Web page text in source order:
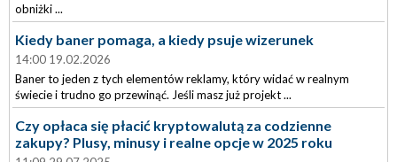
obniżki ...
Kiedy baner pomaga, a kiedy psuje wizerunek
14:00 19.02.2026
Baner to jeden z tych elementów reklamy, który widać w realnym
świecie i trudno go przewinąć. Jeśli masz już projekt ...
Czy opłaca się płacić kryptowalutą za codzienne
zakupy? Plusy, minusy i realne opcje w 2025 roku